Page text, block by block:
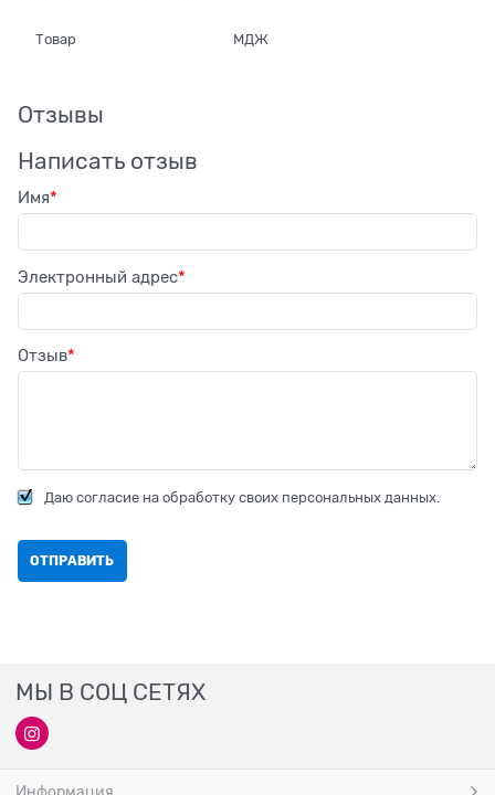
Товар МДЖ
Отзывы
Написать отзыв
Имя
Электронный адрес
Отзыв
Даю согласие на обработку своих персональных данных.
МЫ В СОЦ СЕТЯХ
Информация